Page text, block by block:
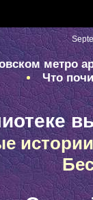
метро
Что
истории